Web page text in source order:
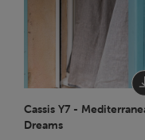
Cassis Y7 -
Dreams